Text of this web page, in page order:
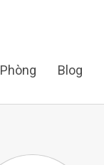
Phòng Blog